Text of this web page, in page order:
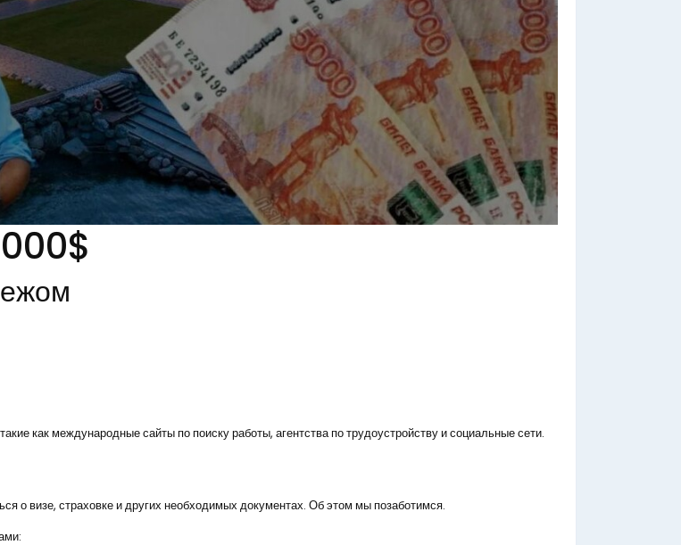
как международные сайты по поиску работы, агентства по трудоустройству и социальные сети.
о визе, страховке и других необходимых документах. Об этом мы позаботимся.